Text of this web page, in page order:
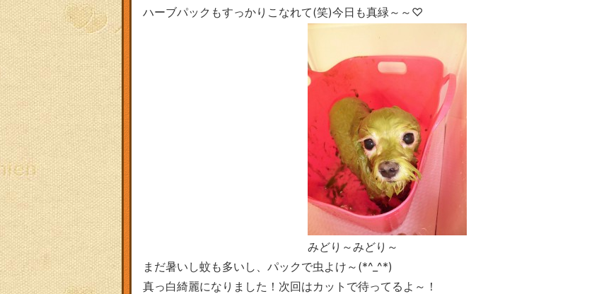
ハーブパックもすっかりこなれて(笑)今日も真緑～～♡
みどり～みどり～
まだ暑いし蚊も多いし、パックで虫よけ～(*^_^*)
真っ白綺麗になりました！次回はカットで待ってるよ～！